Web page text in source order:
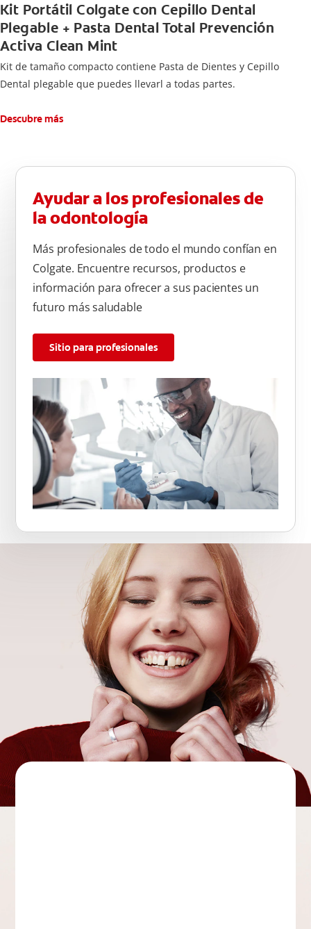
Kit Portátil Colgate con Cepillo Dental
Plegable + Pasta Dental Total Prevención
Activa Clean Mint
Kit de tamaño compacto contiene Pasta de Dientes y Cepillo
Dental plegable que puedes llevarl a todas partes.
Descubre más
Ayudar a los profesionales de
la odontología
Más profesionales de todo el mundo confían en
Colgate. Encuentre recursos, productos e
información para ofrecer a sus pacientes un
futuro más saludable
Sitio para profesionales